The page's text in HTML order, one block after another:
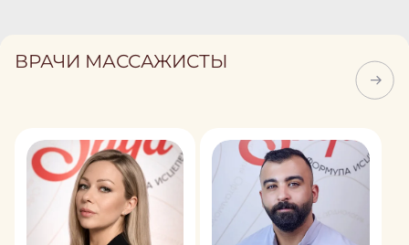
ВРАЧИ МАССАЖИСТЫ